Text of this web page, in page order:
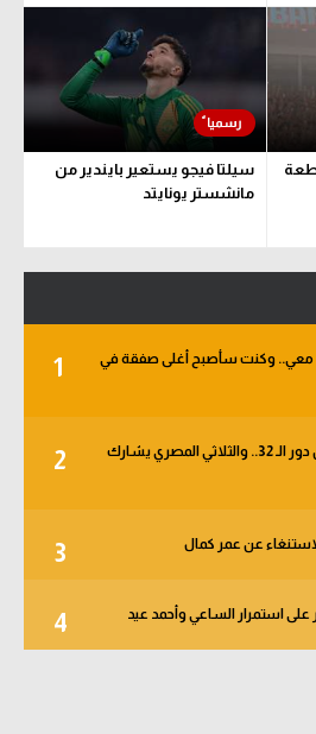
سيلتا فيجو يستعير بايندير من
مانشستر يونايتد
1
معي.. وكنت سأصبح أغلى صفقة في
2
خبر في الجول - الأهلي يبدأ من دور الـ 32.. والثلاثي المصري يشارك
3 عن عمر كمال
4 استمرار الساعي وأحمد عيد